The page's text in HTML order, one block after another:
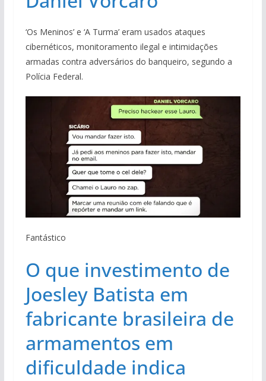
‘Os Meninos’ e ‘A Turma’ eram usados ataques
cibernéticos, monitoramento ilegal e intimidações
armadas contra adversários do banqueiro, segundo a
Polícia Federal.
Fantástico
O que investimento de
Joesley Batista em
fabricante brasileira de
armamentos em
dificuldade indica